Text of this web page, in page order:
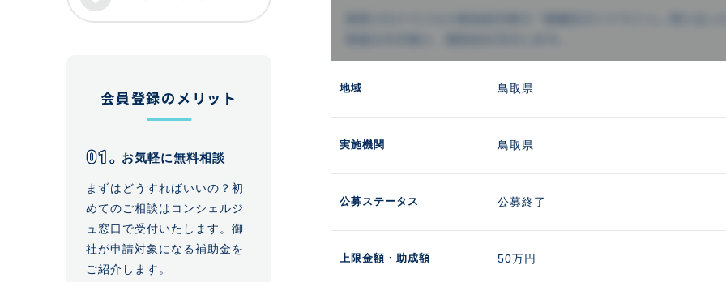
地域 鳥取県
実施機関 鳥取県
公募ステータス 公募終了
上限金額 ・助成額 50万円
会員登録のメリット
お気軽に無料相談
まずはどうすればいいの？初
めてのご相談はコンシェルジ
ュ窓口で受付いたします。御
社が申請対象になる補助金を
ご紹介します。